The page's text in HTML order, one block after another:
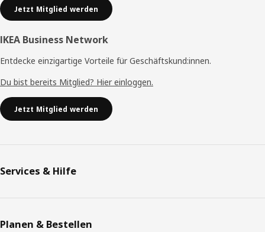
Jetzt Mitglied werden
IKEA Business Network
Entdecke einzigartige Vorteile für Geschäftskund:innen.
Du bist bereits Mitglied? Hier einloggen.
Jetzt Mitglied werden
Services & Hilfe
Planen & Bestellen